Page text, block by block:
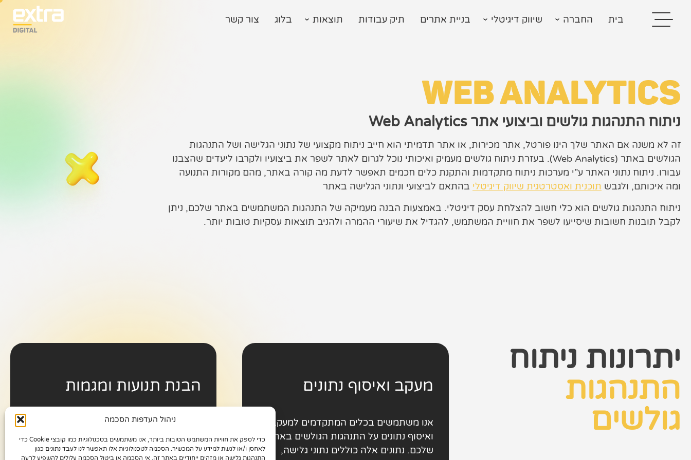
ניהול העדפות הסכמה
כדי לספק את חוויות המשתמש הטובות ביותר, אנו משתמשים בטכנולוגיות כמו קובצי Cookie כדי
לאחסן ו/או לגשת למידע על המכשיר. הסכמה לטכנולוגיות אלו תאפשר לנו לעבד נתונים כגון
התנהגות גלישה או מזהים ייחודיים באתר זה. אי הסכמה או ביטול הסכמה עלולים להשפיע לרעה
בית החברה שיווק דיגיטלי בניית אתרים תיק עבודות תוצאות בלוג צור קשר
בית
בניית אתרים
קידום אתרים
פרסום בגוגל
רשתות חברתיות
073-7028000
WEB ANALYTICS
ניתוח התנהגות גולשים וביצועי אתר Web Analytics
זה לא משנה אם האתר שלך הינו פורטל, אתר מכירות, או אתר תדמיתי הוא חייב ניתוח מקצועי של נתוני הגלישה ושל התנהגות
הגולשים באתר (Web Analytics). בעזרת ניתוח גולשים מעמיק ואיכותי נוכל לגרום לאתר לשפר את ביצועיו ולקרבו ליעדים שהצבנו
עבורו. ניתוח נתוני האתר ע"י מערכות ניתוח מתקדמות והתקנת כלים חכמים תאפשר לדעת מה קורה באתר, מהם מקורות התנועה
ומה איכותם, ולגבש תוכנית ואסטרטגית שיווק דיגיטלי בהתאם לביצועי ונתוני הגלישה באתר
ניתוח התנהגות גולשים הוא כלי חשוב להצלחת עסק דיגיטלי. באמצעות הבנה מעמיקה של התנהגות המשתמשים באתר שלכם, ניתן
לקבל תובנות חשובות שיסייעו לשפר את חוויית המשתמש, להגדיל את שיעורי ההמרה ולהניב תוצאות עסקיות טובות יותר.
יתרונות ניתוח
התנהגות
גולשים
מעקב ואיסוף נתונים
אנו משתמשים בכלים המתקדמים למעקב
ואיסוף נתונים על התנהגות הגולשים באתר
שלכם. נתונים אלה כוללים נתוני גלישה,
הבנת תנועות ומגמות
באמצעות ניתוח המגמות והדפוסים
בהתנהגות הגולשים, אנו מספקים תובנות על
העדפות המשתמשים, תחומי עניין